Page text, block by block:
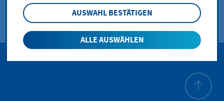
e
n
AUSWAHL BESTÄTIGEN
ALLE AUSWÄHLEN